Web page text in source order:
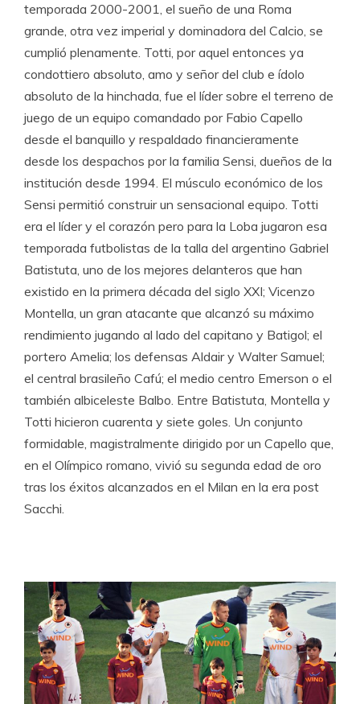
temporada 2000-2001, el sueño de una Roma
grande, otra vez imperial y dominadora del Calcio, se
cumplió plenamente. Totti, por aquel entonces ya
condottiero absoluto, amo y señor del club e ídolo
absoluto de la hinchada, fue el líder sobre el terreno de
juego de un equipo comandado por Fabio Capello
desde el banquillo y respaldado financieramente
desde los despachos por la familia Sensi, dueños de la
institución desde 1994. El músculo económico de los
Sensi permitió construir un sensacional equipo. Totti
era el líder y el corazón pero para la Loba jugaron esa
temporada futbolistas de la talla del argentino Gabriel
Batistuta, uno de los mejores delanteros que han
existido en la primera década del siglo XXI; Vicenzo
Montella, un gran atacante que alcanzó su máximo
rendimiento jugando al lado del capitano y Batigol; el
portero Amelia; los defensas Aldair y Walter Samuel;
el central brasileño Cafú; el medio centro Emerson o el
también albiceleste Balbo. Entre Batistuta, Montella y
Totti hicieron cuarenta y siete goles. Un conjunto
formidable, magistralmente dirigido por un Capello que,
en el Olímpico romano, vivió su segunda edad de oro
tras los éxitos alcanzados en el Milan en la era post
Sacchi.